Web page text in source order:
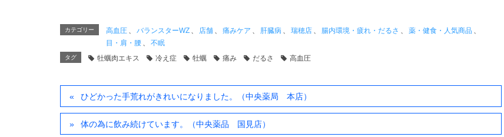
カテゴリー 高血圧 、 バランスターWZ 、 店舗 、 痛みケア 、 肝臓病 、 瑞穂店 、 腸内環境・疲れ・だるさ 、 薬・健食・人気商品 、
目・肩・腰 、 不眠
タグ 牡蠣肉エキス 冷え症 牡蠣 痛み だるさ 高血圧
ひどかった手荒れがきれいになりました。（中央薬局 本店）
体の為に飲み続けています。（中央薬品 国見店）